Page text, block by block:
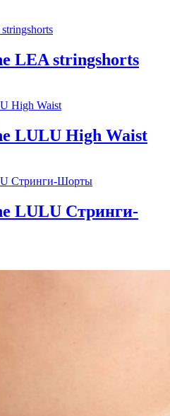
LEA stringshorts
LULU High Waist
LULU Стринги-